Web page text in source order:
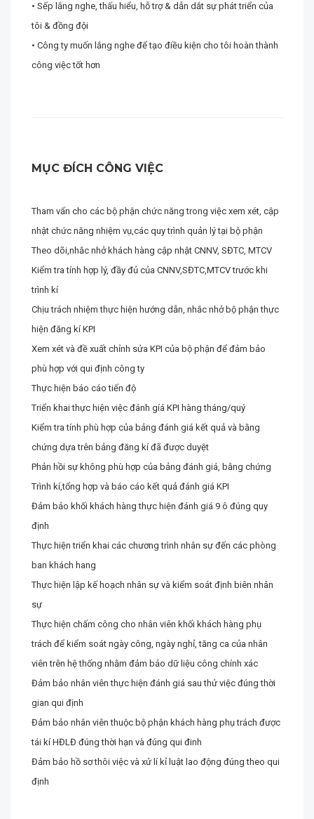
• Sếp lắng nghe, thấu hiểu, hỗ trợ & dẫn dắt sự phát triển của
tôi & đồng đội
• Công ty muốn lắng nghe để tạo điều kiện cho tôi hoàn thành
công việc tốt hơn
MỤC ĐÍCH CÔNG VIỆC
Tham vấn cho các bộ phận chức năng trong việc xem xét, cập
nhật chức năng nhiệm vụ,các quy trình quản lý tại bộ phận
Theo dõi,nhắc nhở khách hàng cập nhật CNNV, SĐTC, MTCV
Kiểm tra tính hợp lý, đầy đủ của CNNV,SĐTC,MTCV trước khi
trình kí
Chịu trách nhiệm thực hiện hướng dẫn, nhắc nhở bộ phận thực
hiện đăng kí KPI
Xem xét và đề xuất chỉnh sửa KPI của bộ phận để đảm bảo
phù hợp với qui định công ty
Thực hiện báo cáo tiến độ
Triển khai thực hiện việc đánh gíá KPI hàng tháng/quý
Kiểm tra tính phù hợp của bảng đánh giá kết quả và bằng
chứng dựa trên bảng đăng kí đã được duyệt
Phản hồi sự không phù hợp của bảng đánh giá, bằng chứng
Trình kí,tổng hợp và báo cáo kết quả đánh giá KPI
Đảm bảo khối khách hàng thực hiện đánh giá 9 ô đúng quy
định
Thực hiện triển khai các chương trình nhân sự đến các phòng
ban khách hang
Thực hiện lập kế hoạch nhân sự và kiểm soát định biên nhân
sự
Thực hiện chấm công cho nhân viên khối khách hàng phụ
trách để kiểm soát ngày công, ngày nghỉ, tăng ca của nhân
viên trên hệ thống nhằm đảm bảo dữ liệu công chính xác
Đảm bảo nhân viên thực hiện đánh giá sau thử việc đúng thời
gian qui định
Đảm bảo nhân viên thuộc bộ phận khách hàng phụ trách được
tái kí HĐLĐ đúng thời hạn và đúng qui đinh
Đảm bảo hồ sơ thôi việc và xử lí kỉ luật lao động đúng theo qui
định